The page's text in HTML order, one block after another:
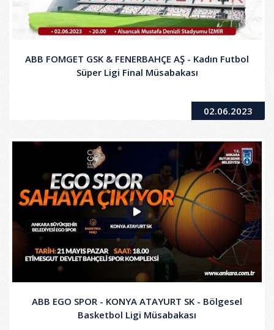
ABB FOMGET GSK & FENERBAHÇE AŞ - Kadın Futbol
Süper Ligi Final Müsabakası
02.06.2023
ABB EGO SPOR - KONYA ATAYURT SK - Bölgesel
Basketbol Ligi Müsabakası